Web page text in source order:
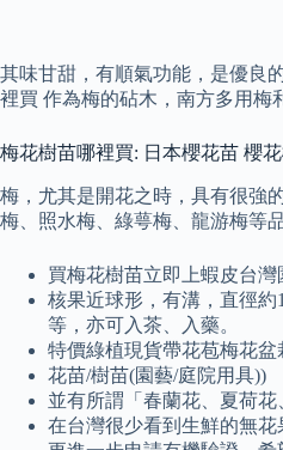
其味甘甜，有順氣功能，是優良
裡買 作為梅的砧木，南方多用梅
梅花樹苗哪裡買: 日本櫻花苗 櫻
梅，尤其是開花之時，具有很強
梅、照水梅、綠萼梅、龍游梅等
買梅花樹苗立即上蝦皮台
核果近球形，有溝，直徑
等，亦可入茶、入藥。
特價綠植現貨帶花苞梅花
花苗/樹苗(園藝/庭院用具))
並有所謂「春蘭花、夏荷
在台灣很少看到生鮮的無